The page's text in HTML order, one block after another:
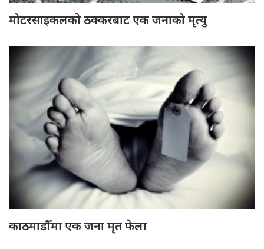
मोटरसाइकलको ठक्करबाट एक जनाको मृत्यु
काठमाडौँमा एक जना मृत फेला